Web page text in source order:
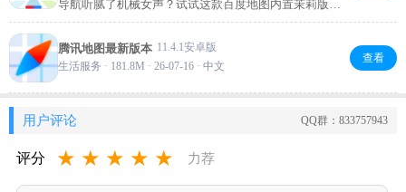
导航听腻了机械女声？试试这款百度地图内置茉莉版安
装包，直接预装超自然语音包，不用再四处找资源。茉
莉语音柔和顺畅，开车步行听着都舒坦，一键切换就能
让导航更有温度。精准指路+温柔陪伴，出行体验瞬间升
级，日常通勤或出游都推荐试试！
腾讯地图最新版本 11.4.1安卓版
生活服务 · 181.8M · 26-07-16 · 中文
查看
用户评论 QQ群：833757943
评分 ★ ★ ★ ★ ★ 力荐